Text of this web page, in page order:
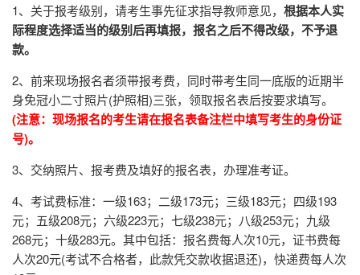
1、关于报考级别，请考生事先征求指导教师意见， 根据本人实
际程度选择适当的级别后再填报，报名之后不得改级，不予退
款。
2、前来现场报名者须带报考费，同时带考生同一底版的近期半
身免冠小二寸照片(护照相)三张，领取报名表后按要求填写。
(注意：现场报名的考生请在报名表备注栏中填写考生的身份证
号)。
3、交纳照片、报考费及填好的报名表，办理准考证。
4、考试费标准：一级163；二级173元；三级183元；四级193
元；五级208元；六级223元；七级238元；八级253元；九级
268元；十级283元。其中包括：报名费每人次10元，证书费每
人次20元(考试不合格者，此款凭交款收据退还)，快递费每人次